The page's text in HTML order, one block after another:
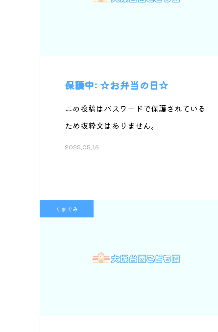
保護中: ☆お弁当の日☆
この投稿はパスワードで保護されている
ため抜粋文はありません。
2025.05.16
くまぐみ